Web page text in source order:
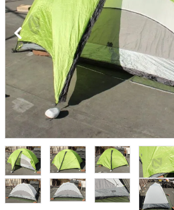
Climb ＆ Alpine
Gear
Books＆Others
River Sports